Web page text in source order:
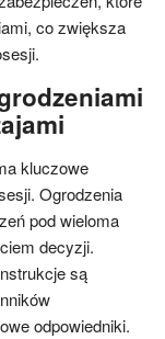
co zwiększa
kluczowe
Ogrodzenia
pod wieloma
decyzji.
są
odpowiedniki.